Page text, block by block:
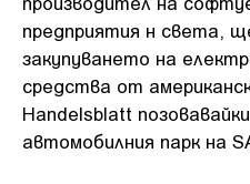
предприятия н света,
закупуването на
средства от
Handelsblatt
автомобилния парк на